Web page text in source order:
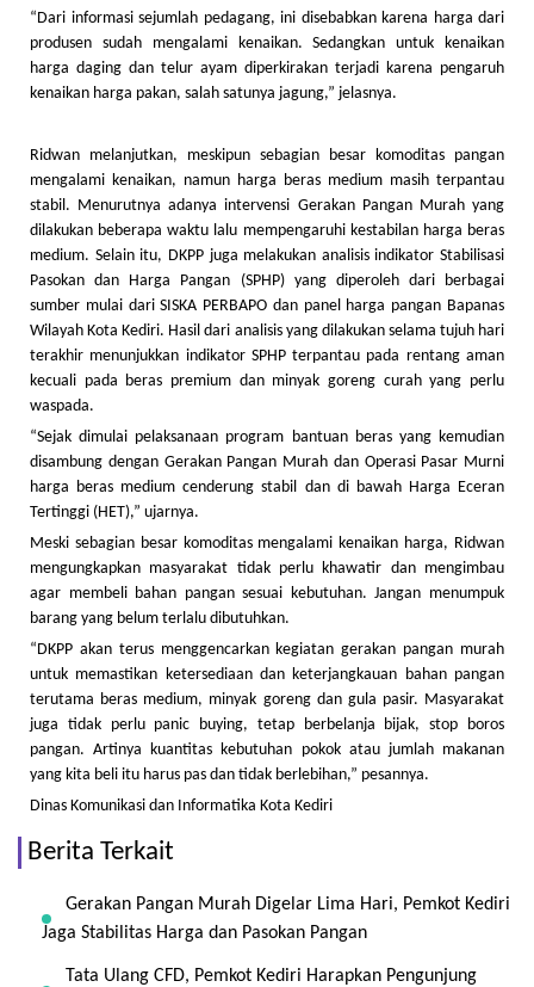
“Dari informasi sejumlah pedagang, ini disebabkan karena harga dari
produsen sudah mengalami kenaikan. Sedangkan untuk kenaikan
harga daging dan telur ayam diperkirakan terjadi karena pengaruh
kenaikan harga pakan, salah satunya jagung,” jelasnya.
Ridwan melanjutkan, meskipun sebagian besar komoditas pangan
mengalami kenaikan, namun harga beras medium masih terpantau
stabil. Menurutnya adanya intervensi Gerakan Pangan Murah yang
dilakukan beberapa waktu lalu mempengaruhi kestabilan harga beras
medium. Selain itu, DKPP juga melakukan analisis indikator Stabilisasi
Pasokan dan Harga Pangan (SPHP) yang diperoleh dari berbagai
sumber mulai dari SISKA PERBAPO dan panel harga pangan Bapanas
Wilayah Kota Kediri. Hasil dari analisis yang dilakukan selama tujuh hari
terakhir menunjukkan indikator SPHP terpantau pada rentang aman
kecuali pada beras premium dan minyak goreng curah yang perlu
waspada.
“Sejak dimulai pelaksanaan program bantuan beras yang kemudian
disambung dengan Gerakan Pangan Murah dan Operasi Pasar Murni
harga beras medium cenderung stabil dan di bawah Harga Eceran
Tertinggi (HET),” ujarnya.
Meski sebagian besar komoditas mengalami kenaikan harga, Ridwan
mengungkapkan masyarakat tidak perlu khawatir dan mengimbau
agar membeli bahan pangan sesuai kebutuhan. Jangan menumpuk
barang yang belum terlalu dibutuhkan.
“DKPP akan terus menggencarkan kegiatan gerakan pangan murah
untuk memastikan ketersediaan dan keterjangkauan bahan pangan
terutama beras medium, minyak goreng dan gula pasir. Masyarakat
juga tidak perlu panic buying, tetap berbelanja bijak, stop boros
pangan. Artinya kuantitas kebutuhan pokok atau jumlah makanan
yang kita beli itu harus pas dan tidak berlebihan,” pesannya.
Dinas Komunikasi dan Informatika Kota Kediri
Berita Terkait
Gerakan Pangan Murah Digelar Lima Hari, Pemkot Kediri
Jaga Stabilitas Harga dan Pasokan Pangan
Tata Ulang CFD, Pemkot Kediri Harapkan Pengunjung